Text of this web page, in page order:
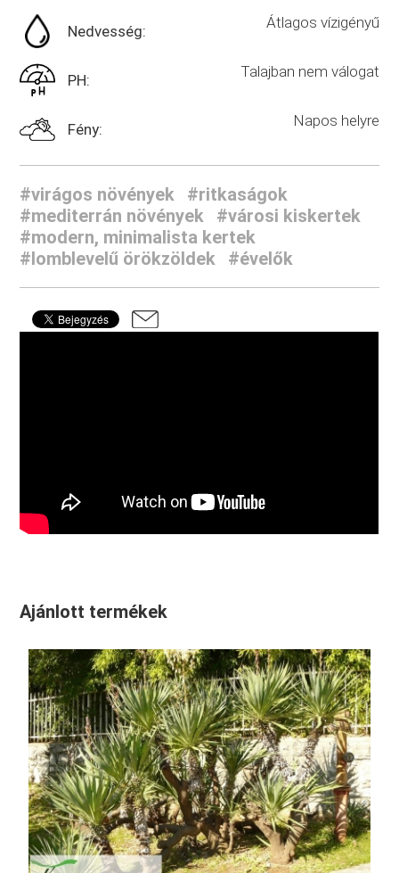
Nedvesség: Átlagos vízigényű
PH: Talajban nem válogat
Fény: Napos helyre
#virágos növények
#ritkaságok
#mediterrán növények
#városi kiskertek
#modern, minimalista kertek
#lomblevelű örökzöldek
#évelők
Ajánlott termékek